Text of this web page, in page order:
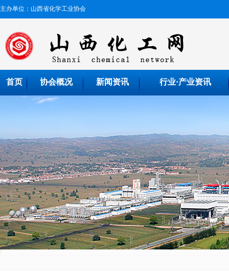
主办单位：山西省化学工业协会
首页 协会概况 新闻资讯 行业·产业资讯